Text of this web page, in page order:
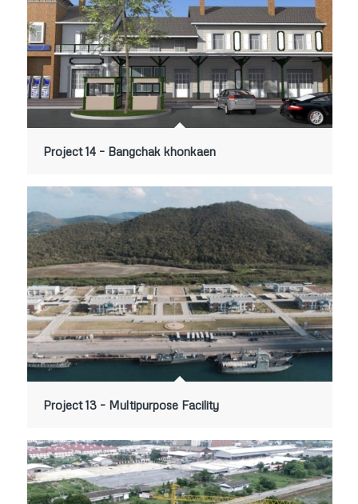
Project 14 – Bangchak khonkaen
Project 13 – Multipurpose Facility